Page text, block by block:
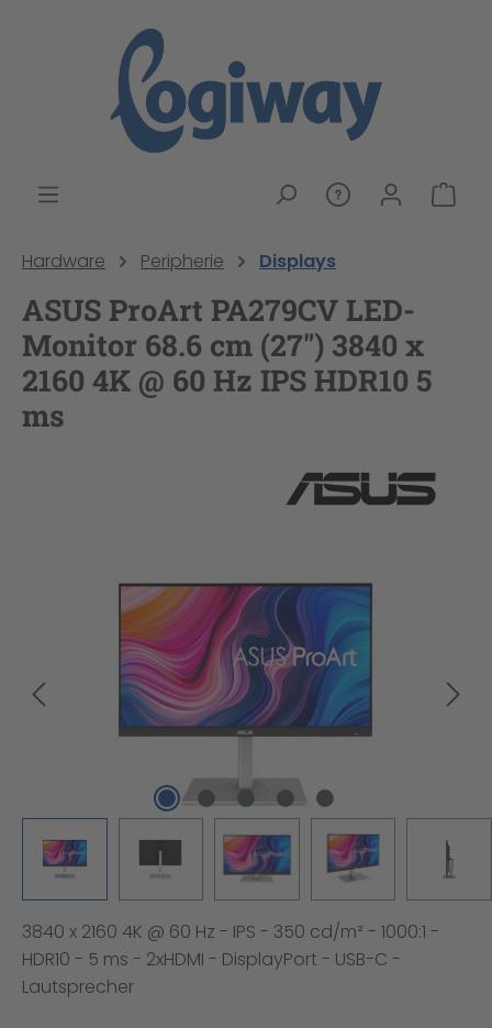
Hardware Peripherie Displays
ASUS ProArt PA279CV LED-
Monitor 68.6 cm (27") 3840 x
2160 4K @ 60 Hz IPS HDR10 5
ms
Bildergalerie überspringen
3840 x 2160 4K @ 60 Hz - IPS - 350 cd/m² - 1000:1 -
HDR10 - 5 ms - 2xHDMI - DisplayPort - USB-C -
Lautsprecher